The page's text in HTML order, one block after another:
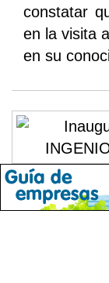
constatar
en la visita
en su